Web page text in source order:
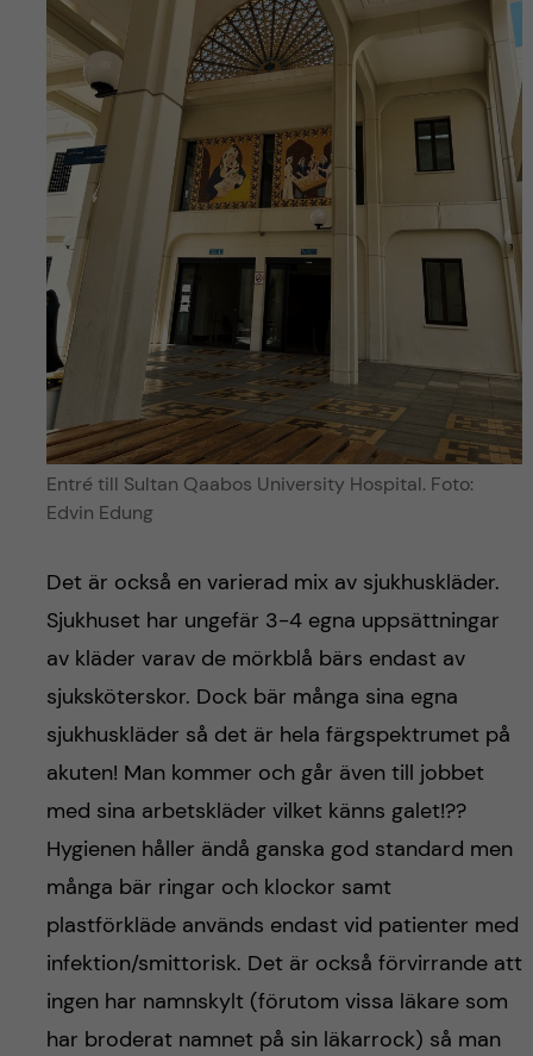
Entré till Sultan Qaabos University Hospital. Foto:
Edvin Edung
Det är också en varierad mix av sjukhuskläder.
Sjukhuset har ungefär 3-4 egna uppsättningar
av kläder varav de mörkblå bärs endast av
sjuksköterskor. Dock bär många sina egna
sjukhuskläder så det är hela färgspektrumet på
akuten! Man kommer och går även till jobbet
med sina arbetskläder vilket känns galet!??
Hygienen håller ändå ganska god standard men
många bär ringar och klockor samt
plastförkläde används endast vid patienter med
infektion/smittorisk. Det är också förvirrande att
ingen har namnskylt (förutom vissa läkare som
har broderat namnet på sin läkarrock) så man